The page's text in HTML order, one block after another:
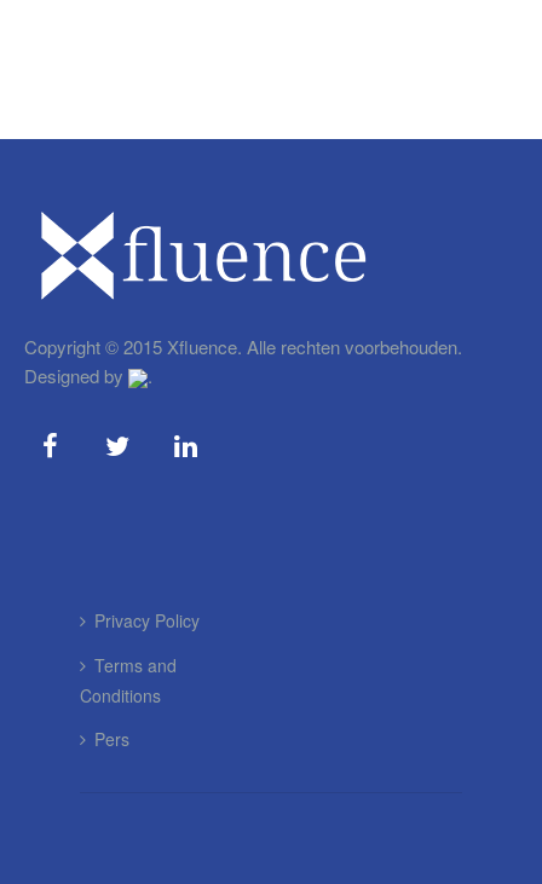
Copyright © 2015 Xfluence. Alle rechten voorbehouden.
Designed by
.
Privacy Policy
Terms and
Conditions
Pers